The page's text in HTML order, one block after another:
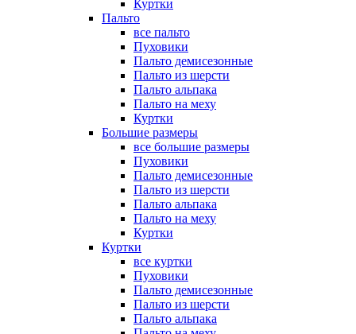
Куртки
Пальто
все пальто
Пуховики
Пальто демисезонные
Пальто из шерсти
Пальто альпака
Пальто на меху
Куртки
Большие размеры
все большие размеры
Пуховики
Пальто демисезонные
Пальто из шерсти
Пальто альпака
Пальто на меху
Куртки
Куртки
все куртки
Пуховики
Пальто демисезонные
Пальто из шерсти
Пальто альпака